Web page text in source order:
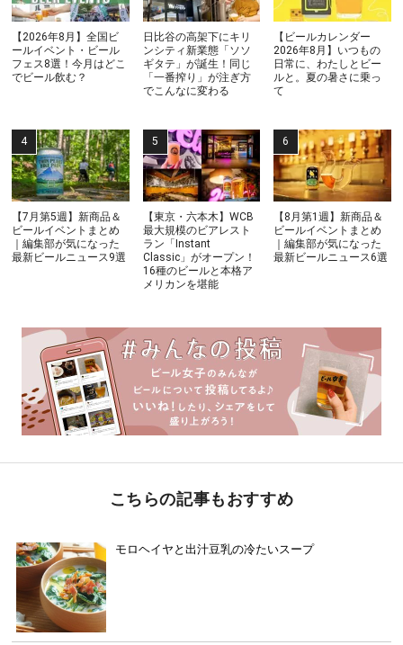
【2026年8月】全国ビ
ールイベント・ビール
フェス8選！今月はどこ
でビール飲む？
日比谷の高架下にキリ
ンシティ新業態「ソソ
ギタテ」が誕生！同じ
「一番搾り」が注ぎ方
でこんなに変わる
【ビールカレンダー
2026年8月】いつもの
日常に、わたしとビー
ルと。夏の暑さに乗っ
て
【7月第5週】新商品＆
ビールイベントまとめ
｜編集部が気になった
最新ビールニュース9選
【東京・六本木】WCB
最大規模のビアレスト
ラン「Instant
Classic」がオープン！
16種のビールと本格ア
メリカンを堪能
【8月第1週】新商品＆
ビールイベントまとめ
｜編集部が気になった
最新ビールニュース6選
こちらの記事もおすすめ
モロヘイヤと出汁豆乳の冷たいスープ